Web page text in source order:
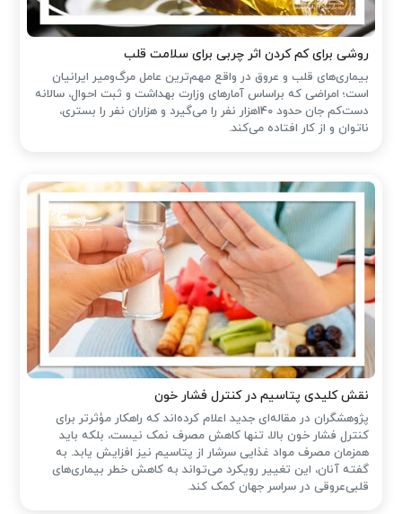
روشی برای کم کردن اثر چربی برای سلامت قلب
بیماری‌های قلب و عروق در واقع مهم‌ترین عامل مرگ‌ومیر ایرانیان
است؛ امراضی که براساس آمارهای وزارت بهداشت و ثبت احوال، سالانه
دست‌کم جان حدود 140هزار نفر را می‌گیرد و هزاران نفر را بستری،
ناتوان و از کار افتاده می‌کند.
نقش کلیدی پتاسیم در کنترل فشار خون
پژوهشگران در مقاله‌ای جدید اعلام کرده‌اند که راهکار مؤثرتر برای
کنترل فشار خون بالا، تنها کاهش مصرف نمک نیست، بلکه باید
همزمان مصرف مواد غذایی سرشار از پتاسیم نیز افزایش یابد. به
گفته آنان، این تغییر رویکرد می‌تواند به کاهش خطر بیماری‌های
قلبی‌عروقی در سراسر جهان کمک کند.